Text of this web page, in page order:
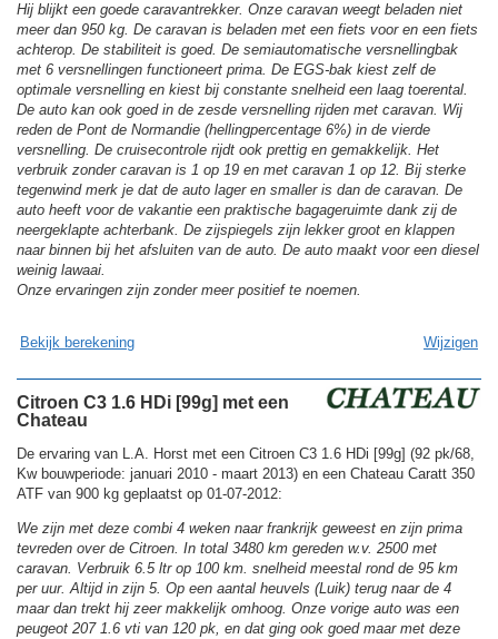
Hij blijkt een goede caravantrekker. Onze caravan weegt beladen niet
meer dan 950 kg. De caravan is beladen met een fiets voor en een fiets
achterop. De stabiliteit is goed. De semiautomatische versnellingbak
met 6 versnellingen functioneert prima. De EGS-bak kiest zelf de
optimale versnelling en kiest bij constante snelheid een laag toerental.
De auto kan ook goed in de zesde versnelling rijden met caravan. Wij
reden de Pont de Normandie (hellingpercentage 6%) in de vierde
versnelling. De cruisecontrole rijdt ook prettig en gemakkelijk. Het
verbruik zonder caravan is 1 op 19 en met caravan 1 op 12. Bij sterke
tegenwind merk je dat de auto lager en smaller is dan de caravan. De
auto heeft voor de vakantie een praktische bagageruimte dank zij de
neergeklapte achterbank. De zijspiegels zijn lekker groot en klappen
naar binnen bij het afsluiten van de auto. De auto maakt voor een diesel
weinig lawaai.
Onze ervaringen zijn zonder meer positief te noemen.
Bekijk berekening Wijzigen
Citroen C3 1.6 HDi [99g] met een
Chateau
De ervaring van L.A. Horst met een Citroen C3 1.6 HDi [99g] (92 pk/68,
Kw bouwperiode: januari 2010 - maart 2013) en een Chateau Caratt 350
ATF van 900 kg geplaatst op 01-07-2012:
We zijn met deze combi 4 weken naar frankrijk geweest en zijn prima
tevreden over de Citroen. In total 3480 km gereden w.v. 2500 met
caravan. Verbruik 6.5 ltr op 100 km. snelheid meestal rond de 95 km
per uur. Altijd in zijn 5. Op een aantal heuvels (Luik) terug naar de 4
maar dan trekt hij zeer makkelijk omhoog. Onze vorige auto was een
peugeot 207 1.6 vti van 120 pk, en dat ging ook goed maar met deze